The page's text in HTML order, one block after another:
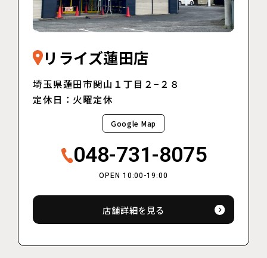
リライズ蓮田店
埼玉県蓮田市関山１丁目２−２８
定休日：火曜定休
Google Map
048-731-8075
OPEN 10:00-19:00
店舗詳細を見る